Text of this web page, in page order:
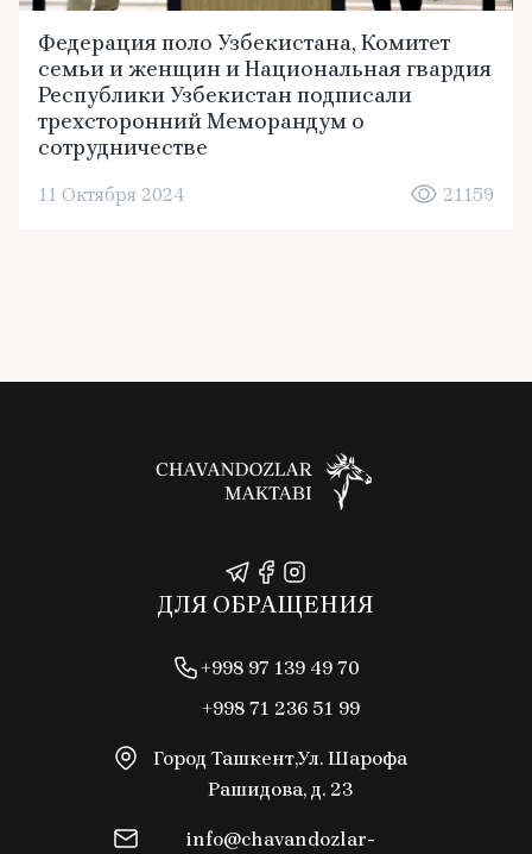
Федерация поло Узбекистана, Комитет
семьи и женщин и Национальная гвардия
Республики Узбекистан подписали
трехсторонний Меморандум о
сотрудничестве
11 Октября 2024 21159
ДЛЯ ОБРАЩЕНИЯ
+998 97 139 49 70
+998 71 236 51 99
Город Ташкент,Ул. Шарофа
Рашидова, д. 23
info@chavandozlar-